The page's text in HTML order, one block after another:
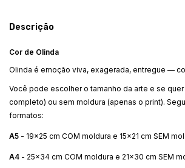
Descrição
Cor de Olinda
Olinda é emoção viva, exagerada, entregue —
Você pode escolher o tamanho da arte e se
completo) ou sem moldura (apenas o print).
formatos:
A5 - 19x25 cm COM moldura e 15x21 cm SEM
A4 - 25x34 cm COM moldura e 21x30 cm SEM